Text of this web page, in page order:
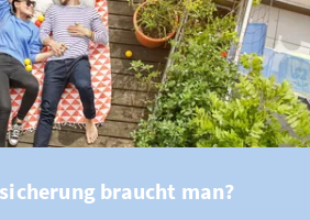
braucht man?